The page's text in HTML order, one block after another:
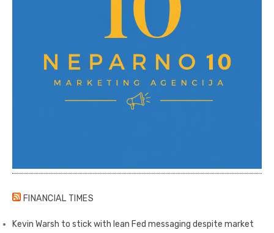
FINANCIAL TIMES
Kevin Warsh to stick with lean Fed messaging despite market